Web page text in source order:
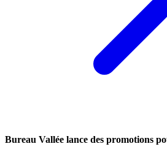
Bureau Vallée lance des promotions